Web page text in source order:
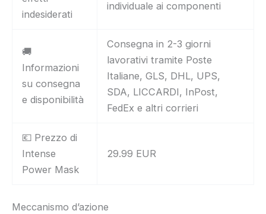
indesiderati
individuale ai componenti
🚚
Informazioni
su consegna
e disponibilità
Consegna in 2-3 giorni
lavorativi tramite Poste
Italiane, GLS, DHL, UPS,
SDA, LICCARDI, InPost,
FedEx e altri corrieri
💶 Prezzo di
Intense
Power Mask
29.99 EUR
Meccanismo d’azione